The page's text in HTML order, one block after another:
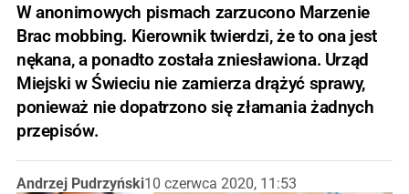
W anonimowych pismach zarzucono Marzenie
Brac mobbing. Kierownik twierdzi, że to ona jest
nękana, a ponadto została zniesławiona. Urząd
Miejski w Świeciu nie zamierza drążyć sprawy,
ponieważ nie dopatrzono się złamania żadnych
przepisów.
Andrzej Pudrzyński10 czerwca 2020, 11:53